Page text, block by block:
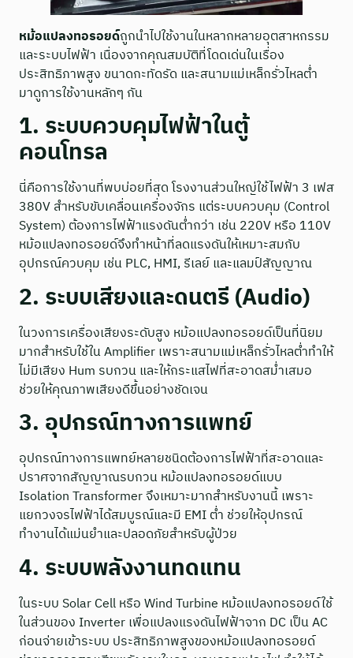
หม้อแปลงทอรอยด์ถูกนำไปใช้งานในหลากหลายอุตสาหกรรม
และระบบไฟฟ้า เนื่องจากคุณสมบัติที่โดดเด่นในเรื่อง
ประสิทธิภาพสูง ขนาดกะทัดรัด และสนามแม่เหล็กรั่วไหลต่ำ
มาดูการใช้งานหลักๆ กัน
1. ระบบควบคุมไฟฟ้าในตู้
คอนโทรล
นี่คือการใช้งานที่พบบ่อยที่สุด โรงงานส่วนใหญ่ใช้ไฟฟ้า 3 เฟส
380V สำหรับขับเคลื่อนเครื่องจักร แต่ระบบควบคุม (Control
System) ต้องการไฟฟ้าแรงดันต่ำกว่า เช่น 220V หรือ 110V
หม้อแปลงทอรอยด์จึงทำหน้าที่ลดแรงดันให้เหมาะสมกับ
อุปกรณ์ควบคุม เช่น PLC, HMI, รีเลย์ และแลมป์สัญญาณ
2. ระบบเสียงและดนตรี (Audio)
ในวงการเครื่องเสียงระดับสูง หม้อแปลงทอรอยด์เป็นที่นิยม
มากสำหรับใช้ใน Amplifier เพราะสนามแม่เหล็กรั่วไหลต่ำทำให้
ไม่มีเสียง Hum รบกวน และให้กระแสไฟที่สะอาดสม่ำเสมอ
ช่วยให้คุณภาพเสียงดีขึ้นอย่างชัดเจน
3. อุปกรณ์ทางการแพทย์
อุปกรณ์ทางการแพทย์หลายชนิดต้องการไฟฟ้าที่สะอาดและ
ปราศจากสัญญาณรบกวน หม้อแปลงทอรอยด์แบบ
Isolation Transformer จึงเหมาะมากสำหรับงานนี้ เพราะ
แยกวงจรไฟฟ้าได้สมบูรณ์และมี EMI ต่ำ ช่วยให้อุปกรณ์
ทำงานได้แม่นยำและปลอดภัยสำหรับผู้ป่วย
4. ระบบพลังงานทดแทน
ในระบบ Solar Cell หรือ Wind Turbine หม้อแปลงทอรอยด์ใช้
ในส่วนของ Inverter เพื่อแปลงแรงดันไฟฟ้าจาก DC เป็น AC
ก่อนจ่ายเข้าระบบ ประสิทธิภาพสูงของหม้อแปลงทอรอยด์